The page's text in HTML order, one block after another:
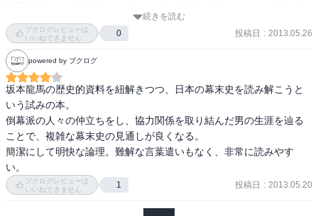
や索引含めても231ページしかないので結構さらっと読み終えた。
『龍馬』という人物が如何にしてできあがったかから、幕末の活
躍、そして暗殺の真実と一通りの作者が史実を客観的に分析してい
った上で龍馬像が浮かび上がる。
なにより新鮮だったのは、亀山社中・海援隊の位置づけだった。
従来、日本で初めての株式会社とか薩長土をつなぐ武器商人とかど
ちらかというと経済的な位置づけがなされていたこの両組織を「海
軍」それも私的な海軍としてとらえ、その功績を史実から整理して
いくくだりは新鮮であり、当時列強諸国が何のために国力を集中さ
せる必要があったのか？また、幕末の日本でなぜ神戸操練所に佐
幕・尊皇を問わず人材が集められていたのか？の謎が一気に晴らさ
続きを読む
ブクログレビューは
いいねできません
0 投稿日 : 2013.05.26
powered by ブクログ
坂本龍馬の歴史的資料を紐解きつつ、日本の幕末史を読み解こうと
いう試みの本。
倒幕派の人々の仲立ちをし、協力関係を取り結んだ男の生涯を辿る
ことで、複雑な幕末史の見通しが良くなる。
簡潔にして明快な論理。難解な言葉遣いもなく、非常に読みやす
い。
ブクログレビューは
いいねできません
1 投稿日 : 2013.05.20